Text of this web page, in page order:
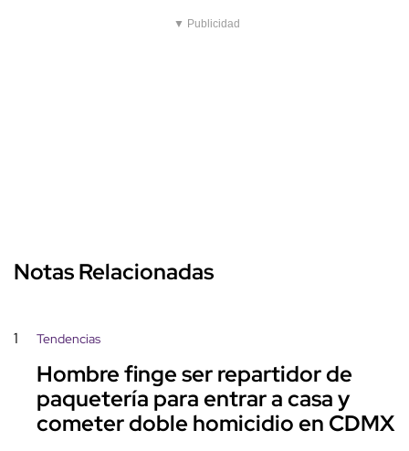
▼ Publicidad
Notas Relacionadas
1 Tendencias
Hombre finge ser repartidor de
paquetería para entrar a casa y
cometer doble homicidio en CDMX